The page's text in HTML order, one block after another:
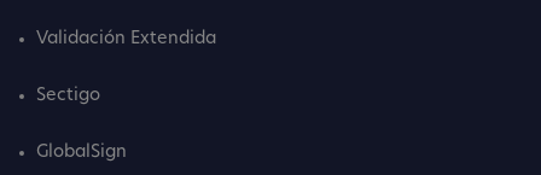
Validación Extendida
Sectigo
GlobalSign